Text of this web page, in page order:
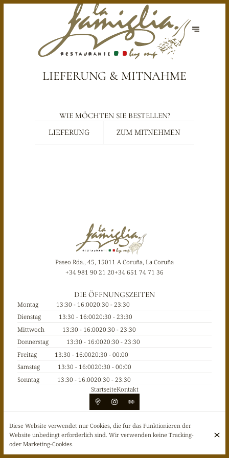
LIEFERUNG & MITNAHME
WIE MÖCHTEN SIE BESTELLEN?
LIEFERUNG ZUM MITNEHMEN
Paseo Rda., 45, 15011 A Coruña, La Coruña
+34 981 90 21 20+34 651 74 71 36
DIE ÖFFNUNGSZEITEN
Montag 13:30 - 16:0020:30 - 23:30
Dienstag
13:30 - 16:0020:30 - 23:30
Mittwoch
13:30 - 16:0020:30 - 23:30
Donnerstag
13:30 - 16:0020:30 - 23:30
Freitag
13:30 - 16:0020:30 - 00:00
Samstag
13:30 - 16:0020:30 - 00:00
Sonntag
13:30 - 16:0020:30 - 23:30
StartseiteKontakt
© La Famiglia 2026
Rechtlicher Hinweis
Diese Website verwendet nur Cookies, die für das Funktionieren der
Website unbedingt erforderlich sind. Wir verwenden keine Tracking-
oder Marketing-Cookies.